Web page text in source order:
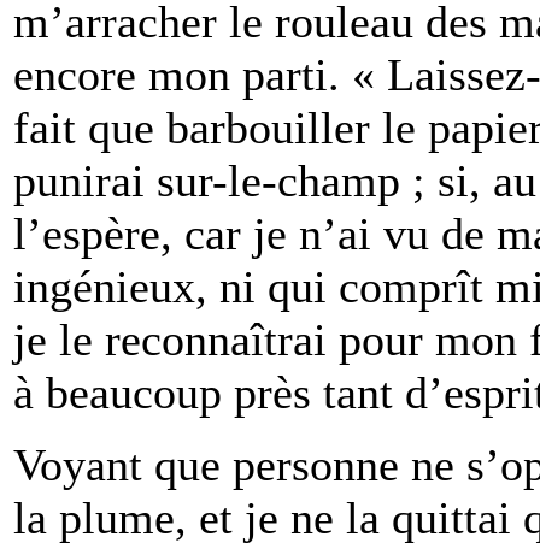
m’arracher le rouleau des
encore mon parti. «
fait que barbouiller le
punirai sur-le-champ ; si,
l’espère, car je n’ai vu de
ingénieux, ni qui comprît
je le reconnaîtrai pour mon
à beaucoup près tant
Voyant que personne ne
la plume, et je ne la quittai